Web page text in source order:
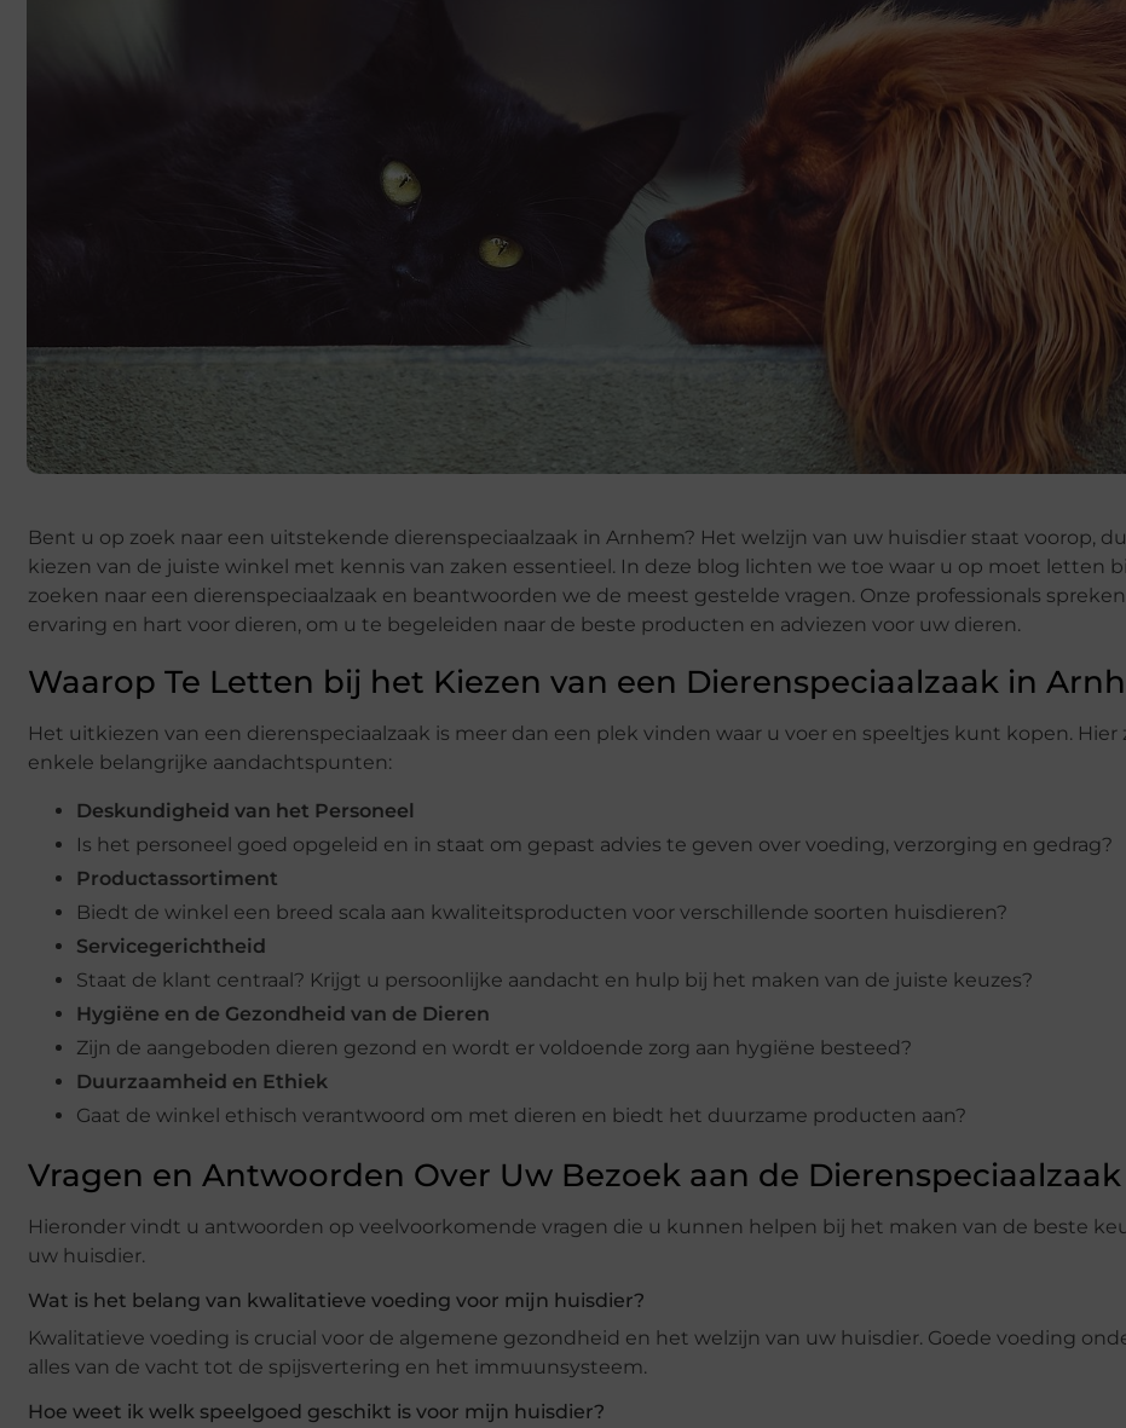
Bent u op zoek naar een uitstekende dierenspeciaalzaak in Arnhem? Het welzijn van uw huisdier staat voorop,
kiezen van de juiste winkel met kennis van zaken essentieel. In deze blog lichten we toe waar u op moet letten
zoeken naar een dierenspeciaalzaak en beantwoorden we de meest gestelde vragen. Onze professionals
ervaring en hart voor dieren, om u te begeleiden naar de beste producten en adviezen voor uw dieren.
Waarop Te Letten bij het Kiezen van een Dierenspeciaalzaak in
Het uitkiezen van een dierenspeciaalzaak is meer dan een plek vinden waar u voer en speeltjes kunt kopen. Hier
enkele belangrijke aandachtspunten:
Deskundigheid van het Personeel
Is het personeel goed opgeleid en in staat om gepast advies te geven over voeding, verzorging en gedrag?
Productassortiment
Biedt de winkel een breed scala aan kwaliteitsproducten voor verschillende soorten huisdieren?
Servicegerichtheid
Staat de klant centraal? Krijgt u persoonlijke aandacht en hulp bij het maken van de juiste keuzes?
Hygiëne en de Gezondheid van de Dieren
Zijn de aangeboden dieren gezond en wordt er voldoende zorg aan hygiëne besteed?
Duurzaamheid en Ethiek
Gaat de winkel ethisch verantwoord om met dieren en biedt het duurzame producten aan?
Vragen en Antwoorden Over Uw Bezoek aan de Dierenspeciaalzaak
Hieronder vindt u antwoorden op veelvoorkomende vragen die u kunnen helpen bij het maken van de beste
uw huisdier.
Wat is het belang van kwalitatieve voeding voor mijn huisdier?
Kwalitatieve voeding is crucial voor de algemene gezondheid en het welzijn van uw huisdier. Goede voeding
alles van de vacht tot de spijsvertering en het immuunsysteem.
Hoe weet ik welk speelgoed geschikt is voor mijn huisdier?